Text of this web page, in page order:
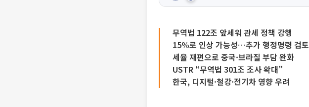
무역법 122조 앞세워 관세 정책 강행
15%로 인상 가능성…추가 행정명령 검토
세율 재편으로 중국·브라질 부담 완화
USTR “무역법 301조 조사 확대”
한국, 디지털·철강·전기차 영향 우려